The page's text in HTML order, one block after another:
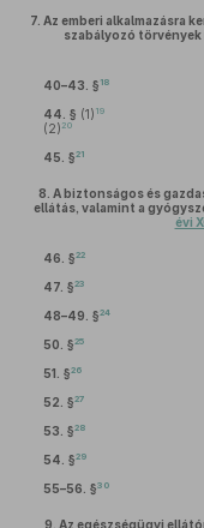
7. Az emberi alkalmazásra
szabályozó
40–43. § 18
44. § (1) 19
(2) 20
45. §21
8. A biztonságos és
ellátás, valamint a
évi
46. §22
47. §23
48–49. §24
50. §25
51. §26
52. §27
53. §28
54. §29
55–56. §30
9. Az egészségügyi